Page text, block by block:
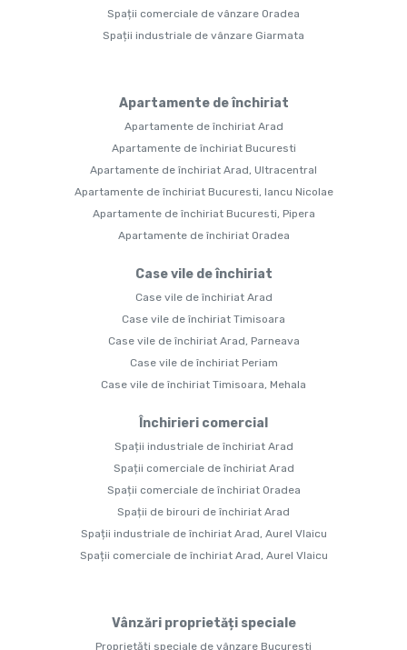
Spații comerciale de vânzare Oradea
Spații industriale de vânzare Giarmata
Apartamente de închiriat
Apartamente de închiriat Arad
Apartamente de închiriat Bucuresti
Apartamente de închiriat Arad, Ultracentral
Apartamente de închiriat Bucuresti, Iancu Nicolae
Apartamente de închiriat Bucuresti, Pipera
Apartamente de închiriat Oradea
Case vile de închiriat
Case vile de închiriat Arad
Case vile de închiriat Timisoara
Case vile de închiriat Arad, Parneava
Case vile de închiriat Periam
Case vile de închiriat Timisoara, Mehala
Închirieri comercial
Spații industriale de închiriat Arad
Spații comerciale de închiriat Arad
Spații comerciale de închiriat Oradea
Spații de birouri de închiriat Arad
Spații industriale de închiriat Arad, Aurel Vlaicu
Spații comerciale de închiriat Arad, Aurel Vlaicu
Vânzări proprietăți speciale
Proprietăți speciale de vânzare Bucuresti